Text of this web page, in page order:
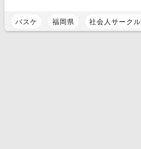
バスケ 福岡県 社会人サークル